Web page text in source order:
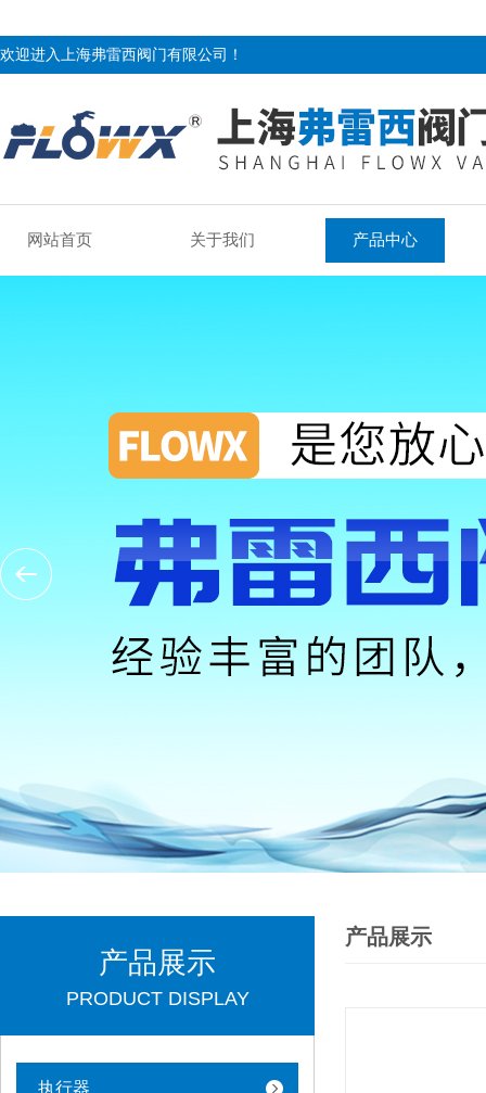
欢迎进入上海弗雷西阀门有限公司！
网站首页 关于我们 产品中心
产品展示
产品展示
PRODUCT DISPLAY
执行器